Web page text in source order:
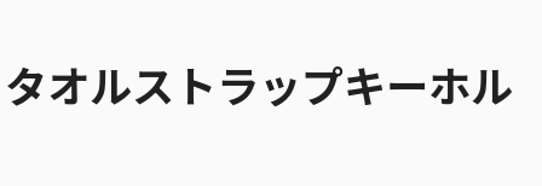
オルストラップキーホル